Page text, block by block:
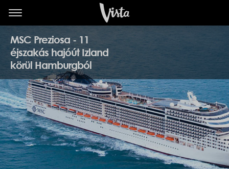
MSC Preziosa - 11
éjszakás hajóút Izland
körül Hamburgból